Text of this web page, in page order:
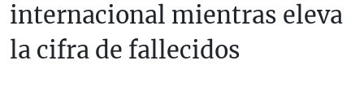
internacional mientras eleva
la cifra de fallecidos